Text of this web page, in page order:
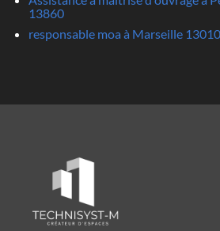
13860
responsable moa à Marseille 13010